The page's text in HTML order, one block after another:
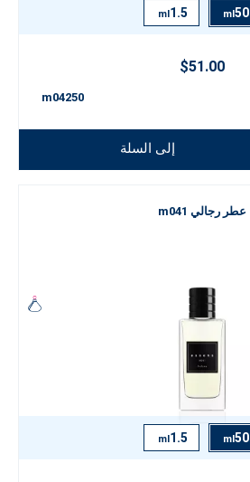
50
ml
1.5
ml
$51.00
m04250
إلى السلة
عطر رجالي m041
50
ml
1.5
ml